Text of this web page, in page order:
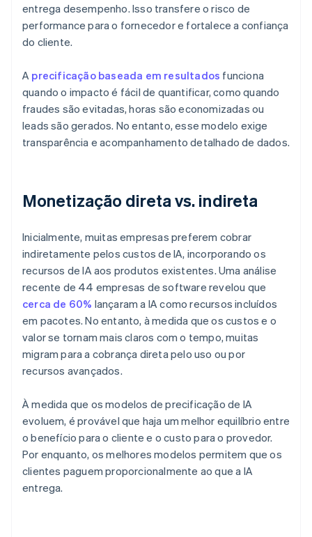
entrega desempenho. Isso transfere o risco de
performance para o fornecedor e fortalece a confiança
do cliente.
A precificação baseada em resultados funciona
quando o impacto é fácil de quantificar, como quando
fraudes são evitadas, horas são economizadas ou
leads são gerados. No entanto, esse modelo exige
transparência e acompanhamento detalhado de dados.
Monetização direta vs. indireta
Inicialmente, muitas empresas preferem cobrar
indiretamente pelos custos de IA, incorporando os
recursos de IA aos produtos existentes. Uma análise
recente de 44 empresas de software revelou que
cerca de 60% lançaram a IA como recursos incluídos
em pacotes. No entanto, à medida que os custos e o
valor se tornam mais claros com o tempo, muitas
migram para a cobrança direta pelo uso ou por
recursos avançados.
À medida que os modelos de precificação de IA
evoluem, é provável que haja um melhor equilíbrio entre
o benefício para o cliente e o custo para o provedor.
Por enquanto, os melhores modelos permitem que os
clientes paguem proporcionalmente ao que a IA
entrega.